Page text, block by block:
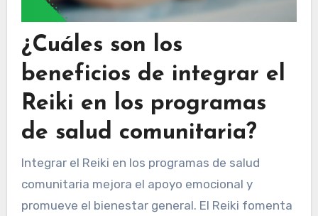
¿Cuáles son los
beneficios de integrar el
Reiki en los programas
de salud comunitaria?
Integrar el Reiki en los programas de salud
comunitaria mejora el apoyo emocional y
promueve el bienestar general. El Reiki fomenta